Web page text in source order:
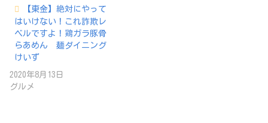
【東金】絶対にやって
はいけない！これ詐欺レ
ベルですよ！鶏ガラ豚骨
らあめん 麺ダイニング
けいず
2020年8月13日
グルメ